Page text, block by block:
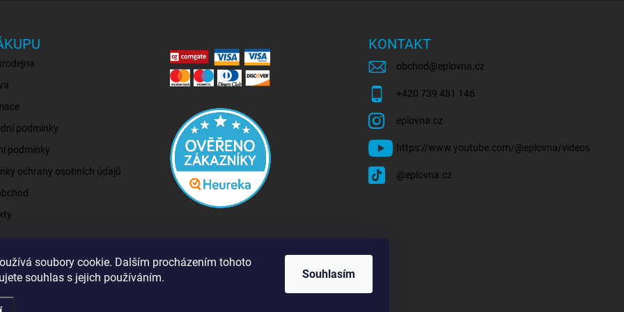
soubory cookie. Dalším procházením tohoto
souhlas s jejich používáním.
Souhlasím
podmínky
podmínky
ochrany osobních údajů
KONTAKT
obchod @eplovna.cz
+420 739 481 146
eplovna.cz
https://www.youtube.com/@eplovna/videos
@eplovna.cz